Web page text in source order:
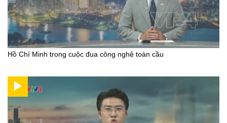
Hồ Chí Minh trong cuộc đua công nghệ toàn cầu